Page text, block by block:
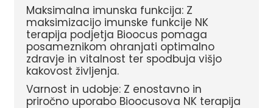
Maksimalna imunska funkcija: Z
maksimizacijo imunske funkcije NK
terapija podjetja Bioocus pomaga
posameznikom ohranjati optimalno
zdravje in vitalnost ter spodbuja višjo
kakovost življenja.
Varnost in udobje: Z enostavno in
priročno uporabo Bioocusova NK terapija